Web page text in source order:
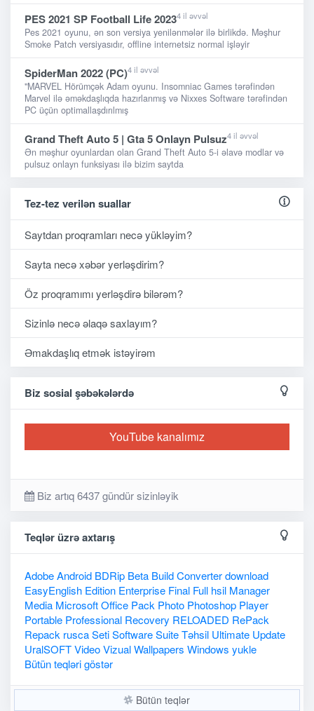
PES 2021 SP Football Life 20234 il əvvəl
Pes 2021 oyunu, ən son versiya yenilənmələr ilə birlikdə. Məşhur
Smoke Patch versiyasıdır, offline internetsiz normal işləyir
SpiderMan 2022 (PC)4 il əvvəl
"MARVEL Hörümçək Adam oyunu. Insomniac Games tərəfindən
Marvel ilə əməkdaşlıqda hazırlanmış və Nixxes Software tərəfindən
PC üçün optimallaşdırılmış
Grand Theft Auto 5 | Gta 5 Onlayn Pulsuz4 il əvvəl
Ən məşhur oyunlardan olan Grand Theft Auto 5-i əlavə modlar və
pulsuz onlayn funksiyası ilə bizim saytda
Tez-tez verilən suallar
Saytdan proqramları necə yükləyim?
Sayta necə xəbər yerləşdirim?
Öz proqramımı yerləşdirə bilərəm?
Sizinlə necə əlaqə saxlayım?
Əmakdaşlıq etmək istəyirəm
Biz sosial şəbəkələrdə
YouTube kanalımız
Biz artıq 6437 gündür sizinləyik
Teqlər üzrə axtarış
AdobeAndroid BDRip Beta BuildConverterdownload
EasyEnglish Edition Enterprise Final Full hsil Manager
Media MicrosoftOffice Pack Photo Photoshop Player
Portable Professional Recovery RELOADED RePack
Repack ruscaSetiSoftwareSuiteTəhsil Ultimate Update
UralSOFTVideoVizualWallpapers Windows yukle
Bütün teqləri göstər
Bütün teqlər